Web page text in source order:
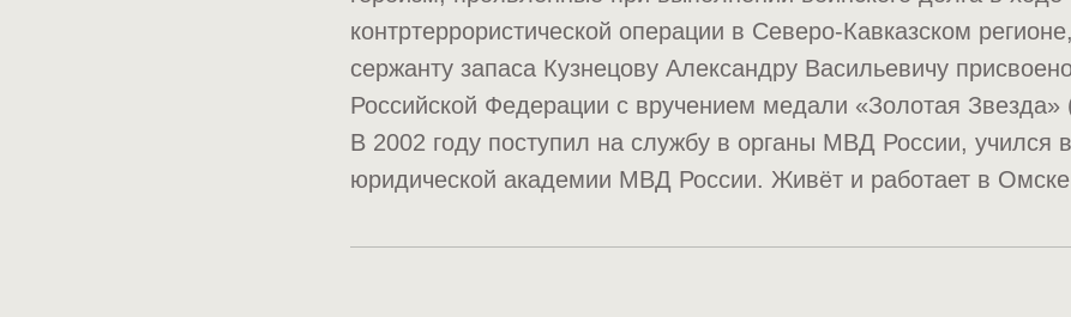
контртеррористической операции в Северо-Кавказском
сержанту запаса Кузнецову Александру Васильевичу
Российской Федерации с вручением медали «Золотая
В 2002 году поступил на службу в органы МВД России, учился
юридической академии МВД России. Живёт и работает в Омске